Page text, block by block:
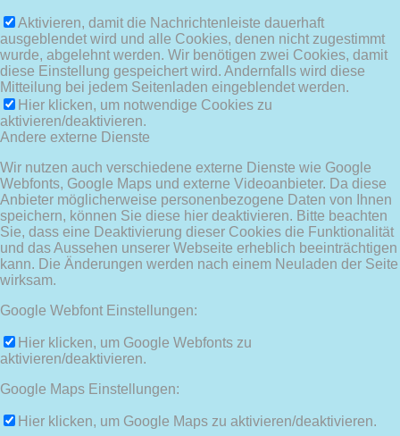
Aktivieren, damit die Nachrichtenleiste dauerhaft
ausgeblendet wird und alle Cookies, denen nicht zugestimmt
wurde, abgelehnt werden. Wir benötigen zwei Cookies, damit
diese Einstellung gespeichert wird. Andernfalls wird diese
Mitteilung bei jedem Seitenladen eingeblendet werden.
Hier klicken, um notwendige Cookies zu
aktivieren/deaktivieren.
Andere externe Dienste
Wir nutzen auch verschiedene externe Dienste wie Google
Webfonts, Google Maps und externe Videoanbieter. Da diese
Anbieter möglicherweise personenbezogene Daten von Ihnen
speichern, können Sie diese hier deaktivieren. Bitte beachten
Sie, dass eine Deaktivierung dieser Cookies die Funktionalität
und das Aussehen unserer Webseite erheblich beeinträchtigen
kann. Die Änderungen werden nach einem Neuladen der Seite
wirksam.
Google Webfont Einstellungen:
Hier klicken, um Google Webfonts zu
aktivieren/deaktivieren.
Google Maps Einstellungen:
Hier klicken, um Google Maps zu aktivieren/deaktivieren.